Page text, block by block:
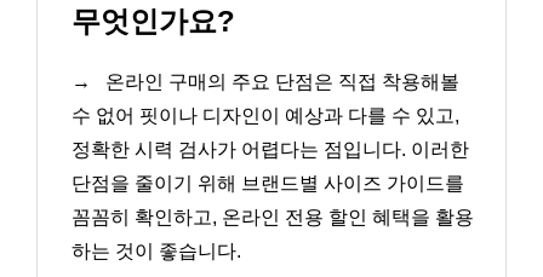
무엇인가요?
→
온라인 구매의 주요 단점은 직접 착용해볼
수 없어 핏이나 디자인이 예상과 다를 수 있고,
정확한 시력 검사가 어렵다는 점입니다. 이러한
단점을 줄이기 위해 브랜드별 사이즈 가이드를
꼼꼼히 확인하고, 온라인 전용 할인 혜택을 활용
하는 것이 좋습니다.